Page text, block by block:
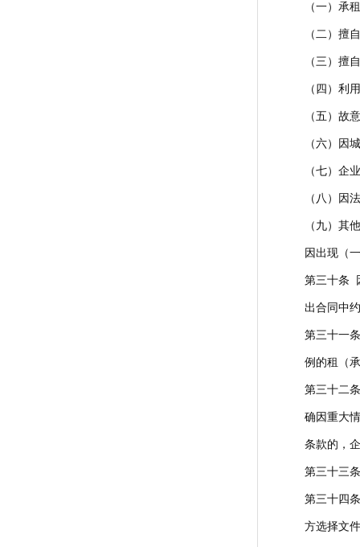
（一）承
（二）擅
（三）擅
（四）利
（五）故
（六）因
（七）企
（八）因
（九）其
因出现（
第三十条
出合同中
第三十一
例的租（
第三十二
确因重大
条款的，
第三十三
第三十四
方选择文